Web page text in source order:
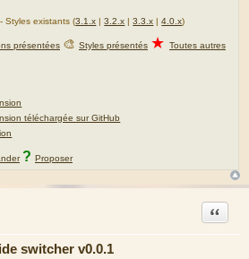
- Styles existants (3.1.x |3.2.x |3.3.x |4.0.x)
présentées 🎨 Styles présentés ★ Toutes autres
téléchargée sur GitHub
? Proposer
switcher v0.0.1
Citation